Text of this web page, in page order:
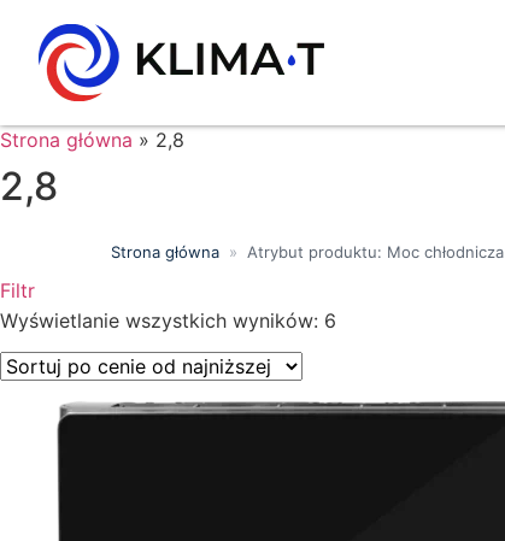
Strona główna » 2,8
2,8
Strona główna » Atrybut produktu: Moc chłodnicza
Filtr
Price filter
Wyszukiwanie tekstowe
Kategorie produktów
Klasa energetyczna
Wyświetlanie wszystkich wyników: 6